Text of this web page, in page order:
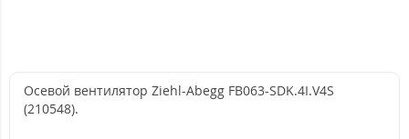
Осевой вентилятор Ziehl-Abegg FB063-SDK.4I.V4S
(210548).